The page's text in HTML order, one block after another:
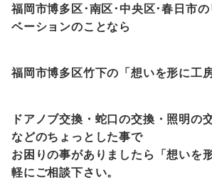
福岡市博多区･南区･中央区･春日市
ベーションのことなら
福岡市博多区竹下の「想いを形に工房
ドアノブ交換・蛇口の交換・照明の
などのちょっとした事で
お困りの事がありましたら「想いを
軽にご相談下さい。